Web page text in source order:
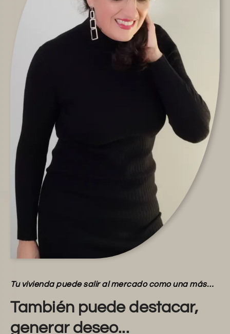
Tu vivienda puede salir al mercado como una más…
También puede destacar,
generar deseo...